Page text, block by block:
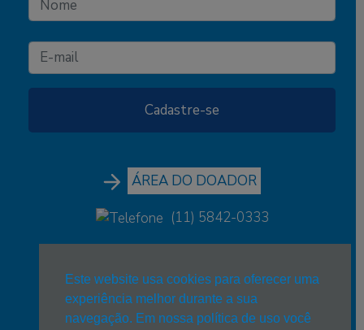
ÁREA DO DOADOR
(11) 5842-0333
estrelanova@estrelanova.org.br
Este website usa cookies para oferecer uma
experiência melhor durante a sua
navegação. Em nossa política de uso você